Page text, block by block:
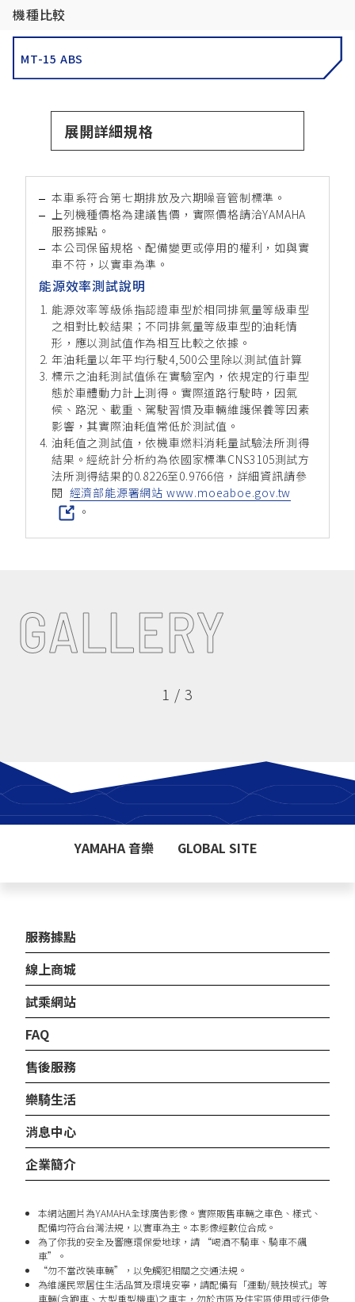
機種比較
MT-15 ABS
展開詳細規格
本車系符合第七期排放及六期噪音管制標準。
上列機種價格為建議售價，實際價格請洽YAMAHA
服務據點。
本公司保留規格、配備變更或停用的權利，如與實
車不符，以實車為準。
能源效率測試說明
能源效率等級係指認證車型於相同排氣量等級車型
之相對比較結果；不同排氣量等級車型的油耗情
形，應以測試值作為相互比較之依據。
年油耗量以年平均行駛4,500公里除以測試值計算
標示之油耗測試值係在實驗室內，依規定的行車型
態於車體動力計上測得。實際道路行駛時，因氣
候、路況、載重、駕駛習慣及車輛維護保養等因素
影響，其實際油耗值常低於測試值。
油耗值之測試值，依機車燃料消耗量試驗法所測得
結果。經統計分析約為依國家標準CNS3105測試方
法所測得結果的0.8226至0.9766倍，詳細資訊請參
閱 經濟部能源署網站 www.moeaboe.gov.tw
。
GALLERY
1 / 3
YAMAHA 音樂 GLOBAL SITE
服務據點
線上商城
試乘網站
FAQ
售後服務
樂騎生活
消息中心
企業簡介
本網站圖片為YAMAHA全球廣告影像。實際販售車輛之車色、樣式、
配備均符合台灣法規，以實車為主。本影像經數位合成。
為了你我的安全及響應環保愛地球，請 “喝酒不騎車、騎車不飆
車”。
“勿不當改裝車輛”，以免觸犯相關之交通法規。
為維護民眾居住生活品質及環境安寧，請配備有「運動/競技模式」等
車輛(含跑車、大型重型機車)之車主，勿於市區及住宅區使用或行使急